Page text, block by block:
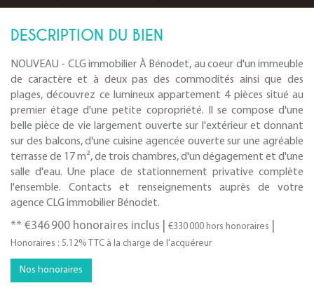
DESCRIPTION DU BIEN
NOUVEAU - CLG immobilier À Bénodet, au coeur d'un immeuble
de caractère et à deux pas des commodités ainsi que des
plages, découvrez ce lumineux appartement 4 pièces situé au
premier étage d'une petite copropriété. Il se compose d'une
belle pièce de vie largement ouverte sur l'extérieur et donnant
sur des balcons, d'une cuisine agencée ouverte sur une agréable
terrasse de 17 m², de trois chambres, d'un dégagement et d'une
salle d'eau. Une place de stationnement privative complète
l'ensemble. Contacts et renseignements auprès de votre
agence CLG immobilier Bénodet.
** €346 900 honoraires inclus €330 000 hors honoraires
Honoraires : 5.12% TTC à la charge de l'acquéreur
Nos honoraires